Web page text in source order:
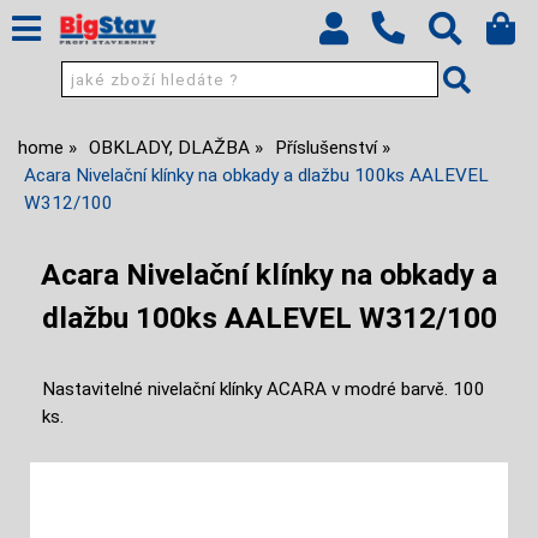
home OBKLADY, DLAŽBA
Příslušenství
Acara Nivelační klínky na obkady a dlažbu 100ks AALEVEL
W312/100
Acara Nivelační klínky na obkady a
dlažbu 100ks AALEVEL W312/100
Nastavitelné nivelační klínky ACARA v modré barvě. 100
ks.